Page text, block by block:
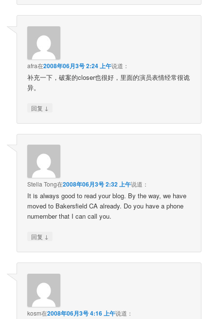
afra在2008年06月3号 2:24 上午说道：
补充一下，破案的closer也很好，里面的演员表情经常很诡
异。
回复 ↓
Stella Tong在2008年06月3号 2:32 上午说道：
It is always good to read your blog. By the way, we have
moved to Bakersfield CA already. Do you have a phone
numember that I can call you.
回复 ↓
kosm在2008年06月3号 4:16 上午说道：